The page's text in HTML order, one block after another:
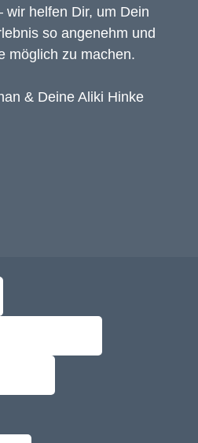
wir helfen Dir, um Dein
so angenehm und
möglich zu machen.
& Deine Aliki Hinke